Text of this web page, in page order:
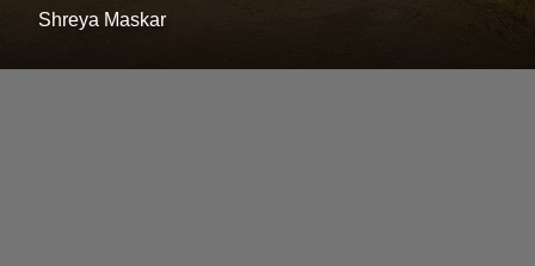
Shreya Maskar